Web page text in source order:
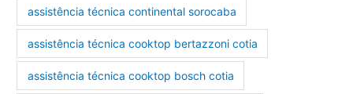
assistência técnica continental sorocaba
assistência técnica cooktop bertazzoni cotia
assistência técnica cooktop bosch cotia